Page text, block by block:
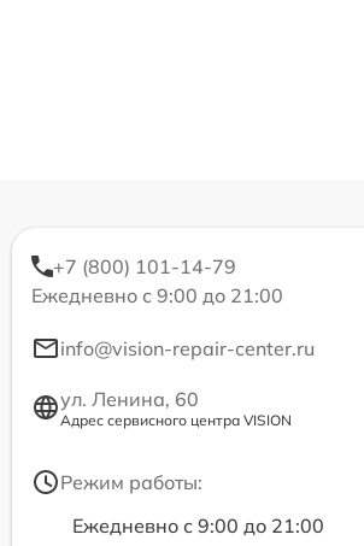
+7 (800) 101-14-79
Ежедневно с 9:00 до 21:00
info@vision-repair-center.ru
ул. Ленина, 60
Адрес сервисного центра VISION
Режим работы:
Ежедневно с 9:00 до 21:00